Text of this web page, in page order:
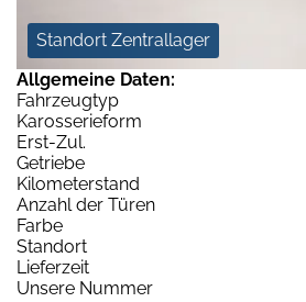
Standort Zentrallager
Allgemeine Daten:
Fahrzeugtyp
Karosserieform
Erst-Zul.
Getriebe
Kilometerstand
Anzahl der Türen
Farbe
Standort
Lieferzeit
Unsere Nummer